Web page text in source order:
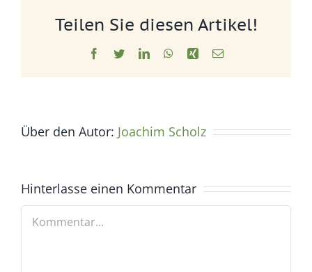
Teilen Sie diesen Artikel!
Facebook
TwitterLinkedInWhatsApp
Xing E-
Über den Autor: Joachim Scholz
Hinterlasse einen Kommentar
Kommentar